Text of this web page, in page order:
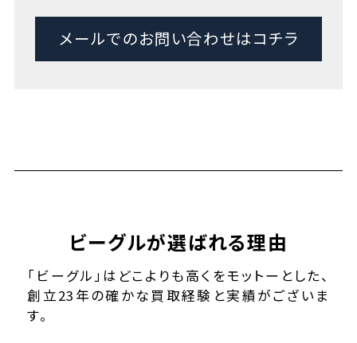
メールでのお問い合わせはコチラ
ビーグルが選ばれる理由
「ビーグル」はどこよりも高くをモットーとした、
創立23年の確かな買取経験と実績がございま
す。